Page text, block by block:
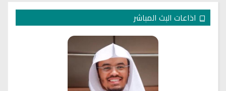
اذاعات البث المباشر